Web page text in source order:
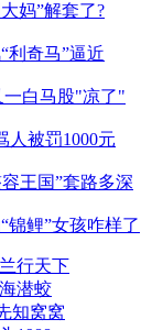
妈”解套了?
利奇马”逼近
一白马股"凉了"
人被罚1000元
王国”套路多深
锦鲤”女孩咋样了
行天下
潜蛟
知窝窝